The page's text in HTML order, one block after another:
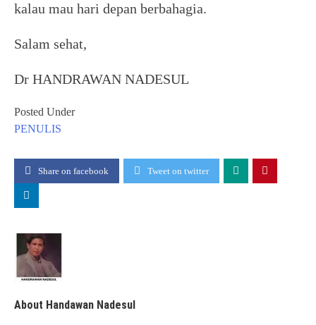
kalau mau hari depan berbahagia.
Salam sehat,
Dr HANDRAWAN NADESUL
Posted Under
PENULIS
Share on facebook Tweet on twitter
About Handawan Nadesul